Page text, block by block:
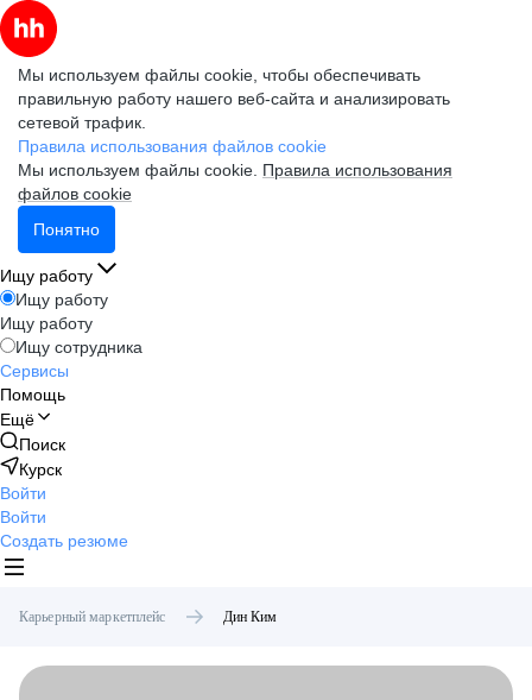
Мы используем файлы cookie, чтобы обеспечивать
правильную работу нашего веб-сайта и анализировать
сетевой трафик.
Правила использования файлов cookie
Мы используем файлы cookie. Правила использования
файлов cookie
Понятно
Ищу работу
Ищу работу
Ищу работу
Ищу сотрудника
Сервисы
Помощь
Ещё
Поиск
Курск
Войти
Войти
Создать резюме
Карьерный маркетплейс Дин Ким